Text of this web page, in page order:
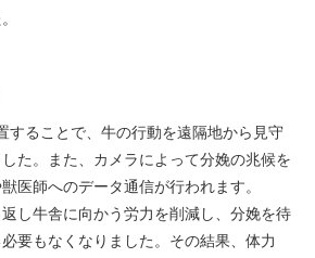
することで、牛の行動を遠隔地から見守
た。また、カメラによって分娩の兆候を
医師へのデータ通信が行われます。
し牛舎に向かう労力を削減し、分娩を待
要もなくなりました。その結果、体力